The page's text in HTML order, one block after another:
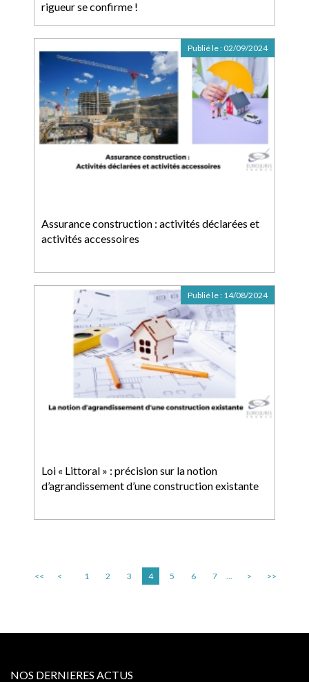
rigueur se confirme !
Assurance construction : activités déclarées et
activités accessoires
Publié le : 02/09/2024
Loi « Littoral » : précision sur la notion
d’agrandissement d’une construction existante
Publié le : 14/08/2024
<< < 1 2 3 4 5 6 7 ... > >>
NOS DERNIERES ACTUS